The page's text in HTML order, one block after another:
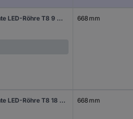
Sygonix LED-Feuchtraum-Wannenleuchte LED-Röhre T8 9 W Neutralweiß Grau 668 mm
Sygonix LED-Feuchtraum-Wannenleuchte LED-Röhre T8 18 W Neutralweiß Grau 668 mm